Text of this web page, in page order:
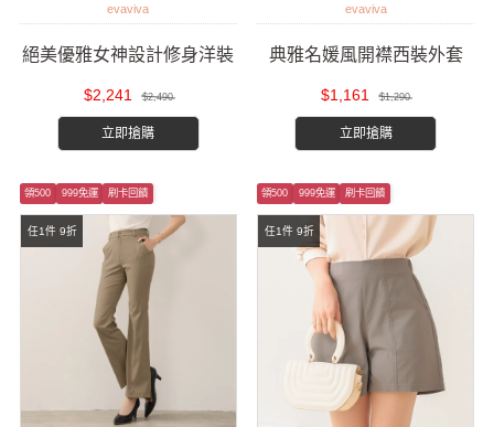
evaviva
絕美優雅女神設計修身洋裝
$2,241 $2,490
立即搶購
evaviva
典雅名媛風開襟西裝外套
$1,161 $1,290
立即搶購
任1件 9折
領500 999免運 刷卡回饋
任1件 9折
領500 999免運 刷卡回饋